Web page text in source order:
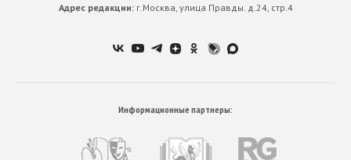
Адрес редакции:г.Москва, улица Правды. д.24, стр.4
Информационные партнеры: